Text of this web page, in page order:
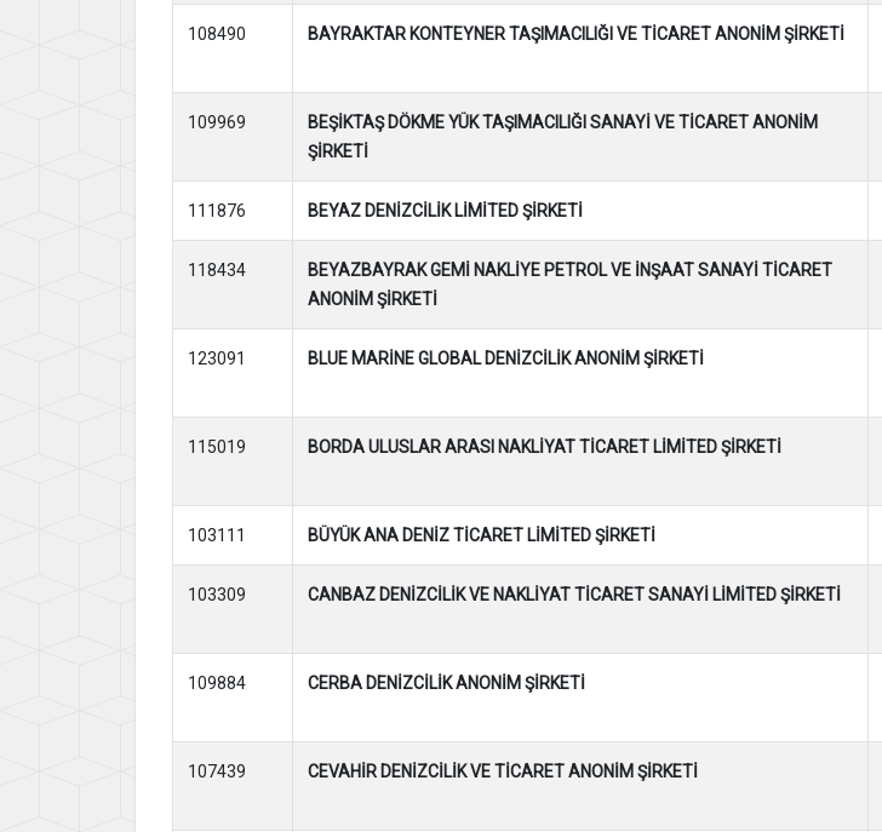
108490 BAYRAKTAR KONTEYNER TAŞIMACILIĞI VE TİCARET ANONİM ŞİRKETİ
109969
BEŞİKTAŞ DÖKME YÜK TAŞIMACILIĞI SANAYİ VE TİCARET ANONİM
ŞİRKETİ
111876 BEYAZ DENİZCİLİK LİMİTED ŞİRKETİ
118434
BEYAZBAYRAK GEMİ NAKLİYE PETROL VE İNŞAAT SANAYİ TİCARET
ANONİM ŞİRKETİ
123091 BLUE MARİNE GLOBAL DENİZCİLİK ANONİM ŞİRKETİ
115019 BORDA ULUSLAR ARASI NAKLİYAT TİCARET LİMİTED ŞİRKETİ
103111 BÜYÜK ANA DENİZ TİCARET LİMİTED ŞİRKETİ
103309 CANBAZ DENİZCİLİK VE NAKLİYAT TİCARET SANAYİ LİMİTED ŞİRKETİ
109884 CERBA DENİZCİLİK ANONİM ŞİRKETİ
107439 CEVAHİR DENİZCİLİK VE TİCARET ANONİM ŞİRKETİ